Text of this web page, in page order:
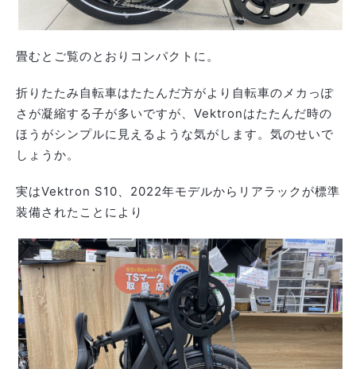
畳むとご覧のとおりコンパクトに。
折りたたみ自転車はたたんだ方がより自転車のメカっぽ
さが凝縮する子が多いですが、Vektronはたたんだ時の
ほうがシンプルに見えるような気がします。気のせいで
しょうか。
実はVektron S10、2022年モデルからリアラックが標準
装備されたことにより